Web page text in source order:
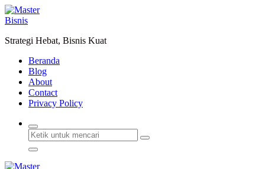
Lewati
ke
Strategi Hebat, Bisnis Kuat
Beranda
Blog
About
Contact
Privacy Policy